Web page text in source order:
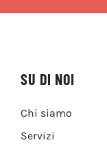
SU DI NOI
Chi siamo
Servizi